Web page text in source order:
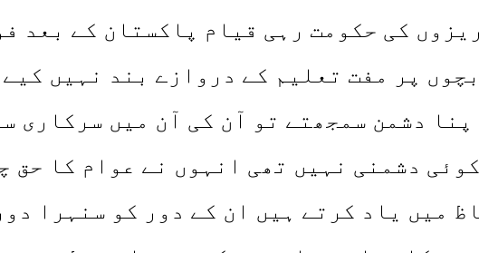
کی حکومت رہی قیام پاکستان کے بعد
پر مفت تعلیم کے دروازے بند نہیں
دشمن سمجھتے تو آن کی آن میں سرکاری
دشمنی نہیں تھی انہوں نے عوام کا حق
میں یاد کرتے ہیں ان کے دور کو سنہرا